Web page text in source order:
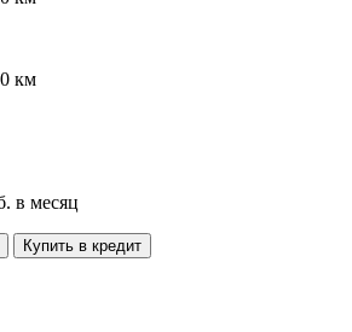
км
в месяц
Купить в кредит